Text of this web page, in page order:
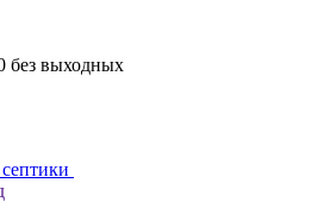
без выходных